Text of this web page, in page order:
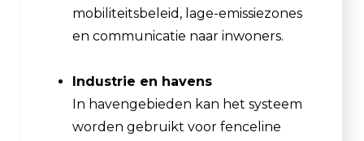
mobiliteitsbeleid, lage-emissiezones
en communicatie naar inwoners.
Industrie en havens
In havengebieden kan het systeem
worden gebruikt voor fenceline